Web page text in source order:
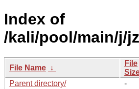
Index of
/kali/pool/main/j/
File Name ↓
File
Parent directory/
-